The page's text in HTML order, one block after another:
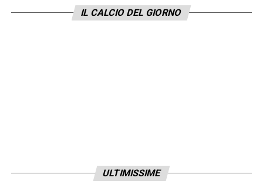
IL CALCIO DEL GIORNO
ULTIMISSIME